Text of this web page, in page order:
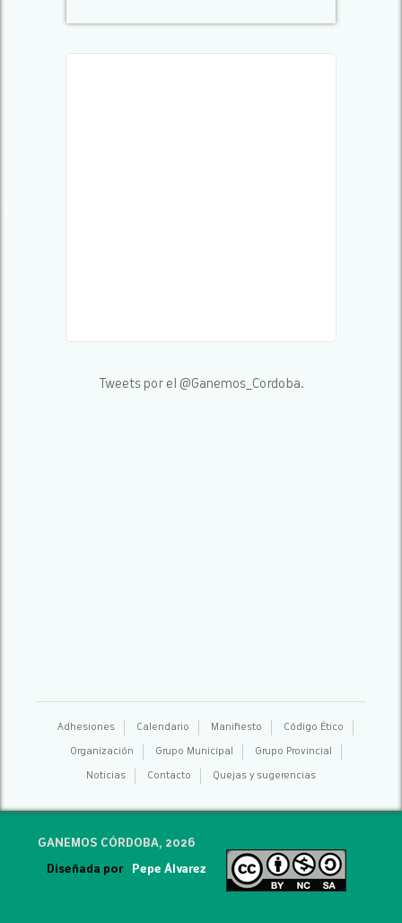
Tweets por el @Ganemos_Cordoba.
Adhesiones Calendario Manifiesto Código Ético
Organización Grupo Municipal Grupo Provincial
Noticias Contacto Quejas y sugerencias
GANEMOS CÓRDOBA, 2026
Diseñada por Pepe Álvarez